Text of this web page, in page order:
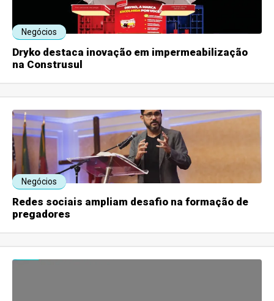
Negócios
Dryko destaca inovação em impermeabilização
na Construsul
Negócios
Redes sociais ampliam desafio na formação de
pregadores